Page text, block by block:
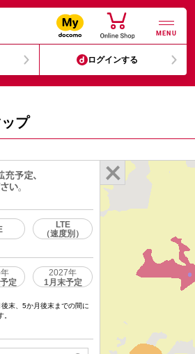
MENU
ログインする
プ
LTE
（速度別）
定
2027年
1月末予定
末、5か月後末までの間に